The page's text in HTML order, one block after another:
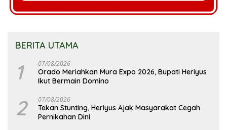
BERITA UTAMA
1 07/08/2026
Orado Meriahkan Mura Expo 2026, Bupati Heriyus
Ikut Bermain Domino
2 07/08/2026
Tekan Stunting, Heriyus Ajak Masyarakat Cegah
Pernikahan Dini